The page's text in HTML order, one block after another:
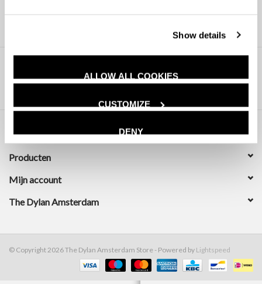
Show details
ALLOW ALL COOKIES
CUSTOMIZE
DENY
Klantenservice
Producten
Mijn account
The Dylan Amsterdam
© Copyright 2026 The Dylan Amsterdam Store - Powered by Lightspeed